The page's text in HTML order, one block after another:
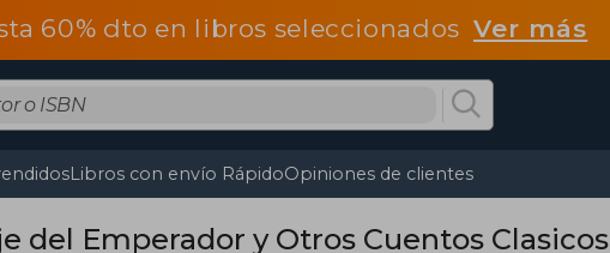
60% dto en libros seleccionadosVer más
Libros con envío RápidoOpiniones de clientes
del Emperador y Otros Cuentos Clasicos